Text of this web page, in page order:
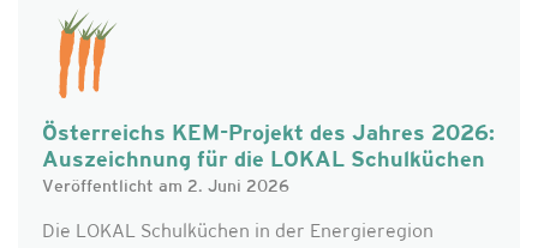
Österreichs KEM-Projekt des Jahres 2026:
Auszeichnung für die LOKAL Schulküchen
Veröffentlicht am 2. Juni 2026
Die LOKAL Schulküchen in der Energieregion